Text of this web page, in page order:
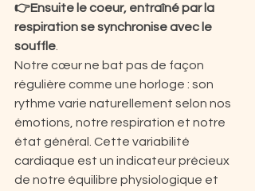
👉Ensuite le coeur, entraîné par la
respiration se synchronise avec le
souffle
Notre cœur ne bat pas de façon
régulière comme une horloge : son
rythme varie naturellement selon nos
émotions, notre respiration et notre
état général. Cette variabilité
cardiaque est un indicateur précieux
de notre équilibre physiologique et